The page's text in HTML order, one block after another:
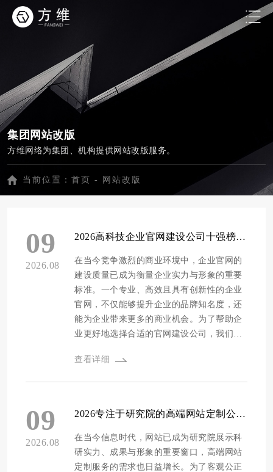
集团网站改版
方维网络为集团、机构提供网站改版服务。
当前位置： 首页 - 网站改版
09
2026.08
2026高科技企业官网建设公司十强榜单重磅发布
在当今竞争激烈的商业环境中，企业官网的
建设质量已成为衡量企业实力与形象的重要
标准。一个专业、高效且具有创新性的企业
官网，不仅能够提升企业的品牌知名度，还
能为企业带来更多的商业机会。为了帮助企
业更好地选择合适的官网建设公司，我们经
高科技企业官网建设公司十强榜单。 本次评
维护、源码交付、价格等多个方面。各维度
的评测打分占比详细如下：公司资质占比
20%，主要考量公司的相关认证、荣誉以及
成立年限等；设计能力占比20%，重点关注
公司的创意设计水平、设计风格多样性等；
查看详细
09
2026.08
2026专注于研究院的高端网站定制公司十强名单，方维网络脱颖而出
在当今信息时代，网站已成为研究院展示科
研实力、成果与形象的重要窗口，高端网站
定制服务的需求也日益增长。为了客观公正